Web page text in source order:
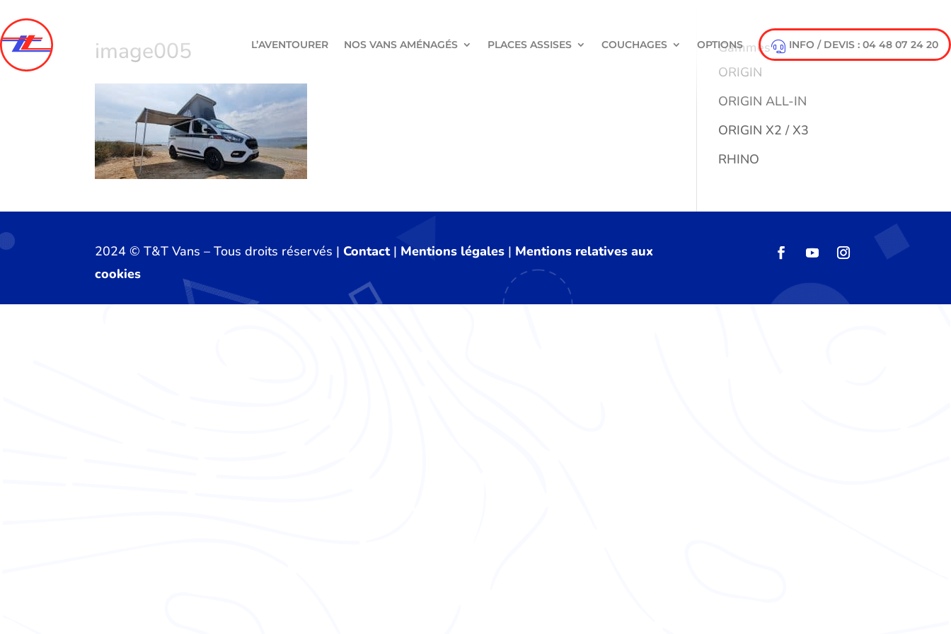
L’AVENTOURER NOS VANS AMÉNAGÉS PLACES ASSISES COUCHAGES OPTIONS INFO / DEVIS : 04 48 07 24 20
image005
Gammes
ORIGIN
ORIGIN ALL-IN
ORIGIN X2 / X3
RHINO
2024 ©️ T&T Vans – Tous droits réservés | Contact| Mentions légales | Mentions relatives aux
cookies